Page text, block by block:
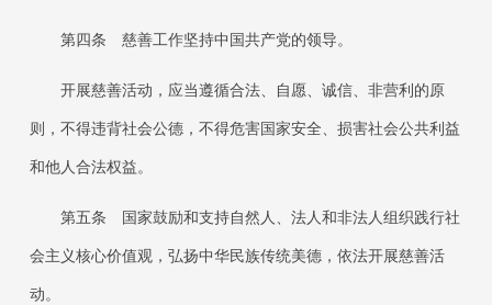
第四条 慈善工作坚持中国共产党的领导。
开展慈善活动，应当遵循合法、自愿、诚信、非营利的原
则，不得违背社会公德，不得危害国家安全、损害社会公共利益
和他人合法权益。
第五条 国家鼓励和支持自然人、法人和非法人组织践行社
会主义核心价值观，弘扬中华民族传统美德，依法开展慈善活
动。